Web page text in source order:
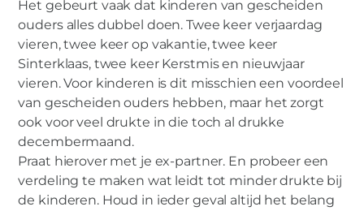
Het gebeurt vaak dat kinderen van gescheiden
ouders alles dubbel doen. Twee keer verjaardag
vieren, twee keer op vakantie, twee keer
Sinterklaas, twee keer Kerstmis en nieuwjaar
vieren. Voor kinderen is dit misschien een voordeel
van gescheiden ouders hebben, maar het zorgt
ook voor veel drukte in die toch al drukke
decembermaand.
Praat hierover met je ex-partner. En probeer een
verdeling te maken wat leidt tot minder drukte bij
de kinderen. Houd in ieder geval altijd het belang